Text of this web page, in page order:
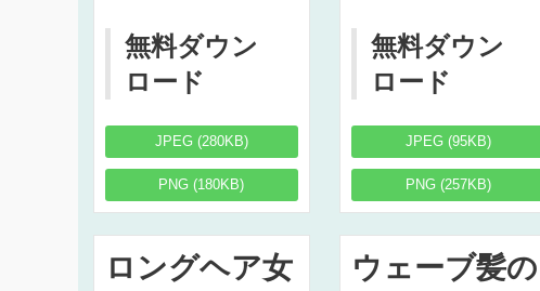
無料ダウン
ロード
JPEG (280KB)
PNG (180KB)
無料ダウン
ロード
JPEG (95KB)
PNG (257KB)
ロングヘア女
ウェーブ髪の